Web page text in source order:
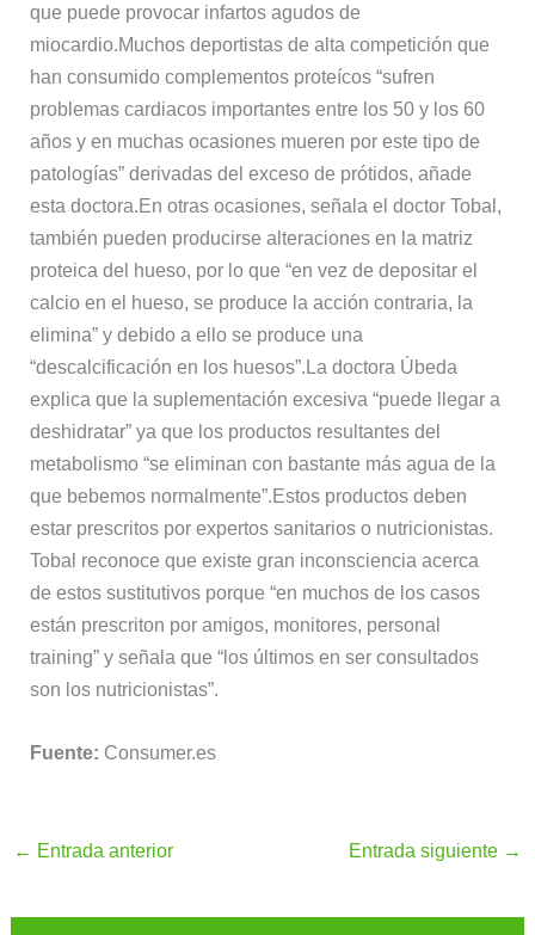
que puede provocar infartos agudos de
miocardio.Muchos deportistas de alta competición que
han consumido complementos proteícos “sufren
problemas cardiacos importantes entre los 50 y los 60
años y en muchas ocasiones mueren por este tipo de
patologías” derivadas del exceso de prótidos, añade
esta doctora.En otras ocasiones, señala el doctor Tobal,
también pueden producirse alteraciones en la matriz
proteica del hueso, por lo que “en vez de depositar el
calcio en el hueso, se produce la acción contraria, la
elimina” y debido a ello se produce una
“descalcificación en los huesos”.La doctora Úbeda
explica que la suplementación excesiva “puede llegar a
deshidratar” ya que los productos resultantes del
metabolismo “se eliminan con bastante más agua de la
que bebemos normalmente”.Estos productos deben
estar prescritos por expertos sanitarios o nutricionistas.
Tobal reconoce que existe gran inconsciencia acerca
de estos sustitutivos porque “en muchos de los casos
están prescriton por amigos, monitores, personal
training” y señala que “los últimos en ser consultados
son los nutricionistas”.
Fuente: Consumer.es
← Entrada anterior Entrada siguiente →